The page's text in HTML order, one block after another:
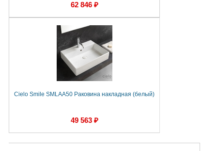
62 846 ₽
Cielo Smile SMLAA50 Раковина накладная (белый)
49 563 ₽